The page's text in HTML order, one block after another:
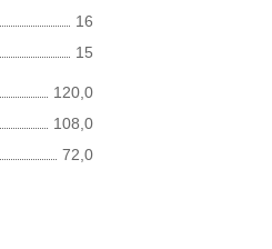
16
15
120,0
108,0
72,0